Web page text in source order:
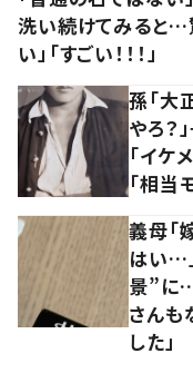
洗い続けてみると…
い」「すごい！！！」
孫「大
やろ
「イケ
「相当
義母「
はい…
景”に…
さんも
した」